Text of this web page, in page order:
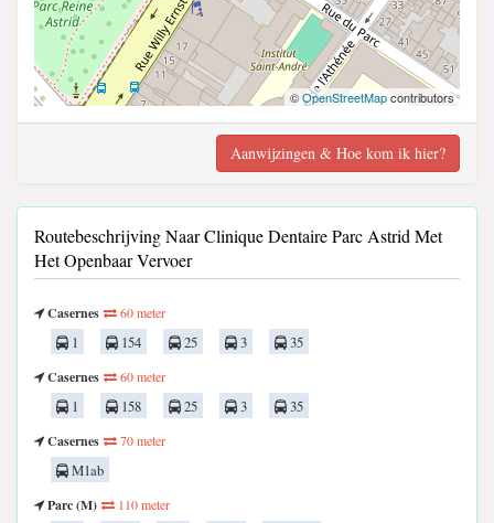
©OpenStreetMapcontributors
Aanwijzingen & Hoe kom ik hier?
Routebeschrijving Naar Clinique Dentaire Parc Astrid Met
Het Openbaar Vervoer
Casernes 60 meter
1 154 25 3
35
Casernes
60 meter
1 158 25 3
35
Casernes
70 meter
M1ab
Parc (M)
110 meter